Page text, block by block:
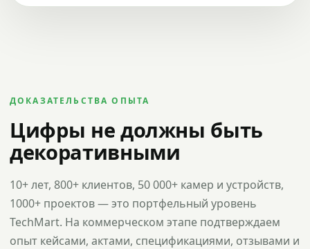
ДОКАЗАТЕЛЬСТВА ОПЫТА
Цифры не должны быть
декоративными
10+ лет, 800+ клиентов, 50 000+ камер и устройств,
1000+ проектов — это портфельный уровень
TechMart. На коммерческом этапе подтверждаем
опыт кейсами, актами, спецификациями, отзывами и